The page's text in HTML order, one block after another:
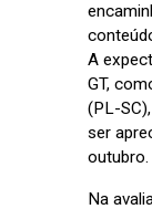
A
GT,
(PL-
ser
outubro.
Na